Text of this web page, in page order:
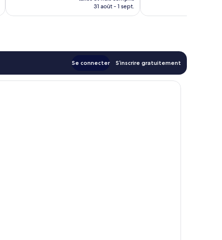
prix
31 août - 1 sept.
Se connecter S’inscrire gratuitement